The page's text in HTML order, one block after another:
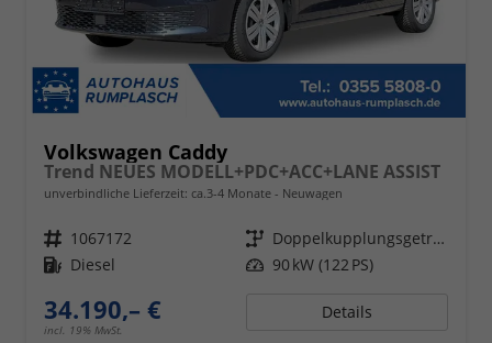
Volkswagen Caddy
Trend NEUES MODELL+PDC+ACC+LANE ASSIST
unverbindliche Lieferzeit: ca.3-4 Monate Neuwagen
Fahrzeugnr. 1067172 Getriebe
Doppelkupplungsgetriebe (DSG)
Kraftstoff Diesel Leistung 90 kW (122 PS)
34.190,– €
incl. 19% MwSt.
Details